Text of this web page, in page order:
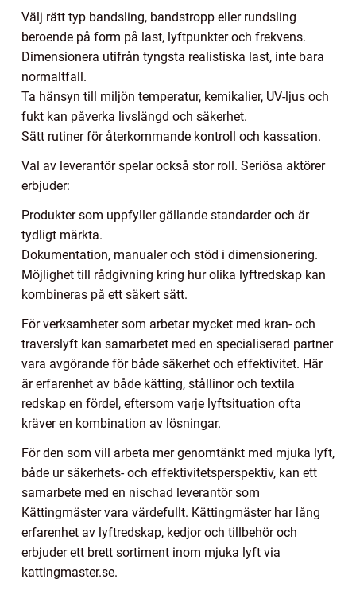
Välj rätt typ bandsling, bandstropp eller rundsling
beroende på form på last, lyftpunkter och frekvens.
Dimensionera utifrån tyngsta realistiska last, inte bara
normaltfall.
Ta hänsyn till miljön temperatur, kemikalier, UV-ljus och
fukt kan påverka livslängd och säkerhet.
Sätt rutiner för återkommande kontroll och kassation.
Val av leverantör spelar också stor roll. Seriösa aktörer
erbjuder:
Produkter som uppfyller gällande standarder och är
tydligt märkta.
Dokumentation, manualer och stöd i dimensionering.
Möjlighet till rådgivning kring hur olika lyftredskap kan
kombineras på ett säkert sätt.
För verksamheter som arbetar mycket med kran- och
traverslyft kan samarbetet med en specialiserad partner
vara avgörande för både säkerhet och effektivitet. Här
är erfarenhet av både kätting, stållinor och textila
redskap en fördel, eftersom varje lyftsituation ofta
kräver en kombination av lösningar.
För den som vill arbeta mer genomtänkt med mjuka lyft,
både ur säkerhets- och effektivitetsperspektiv, kan ett
samarbete med en nischad leverantör som
Kättingmäster vara värdefullt. Kättingmäster har lång
erfarenhet av lyftredskap, kedjor och tillbehör och
erbjuder ett brett sortiment inom mjuka lyft via
kattingmaster.se.